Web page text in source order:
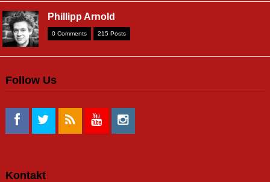
Phillipp Arnold
0 Comments 215 Posts
Follow Us
Kontakt